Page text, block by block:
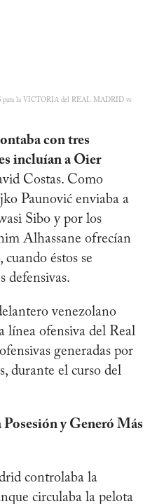
la VICTORIA del REAL MADRID vs
con tres
incluían a Oier
Costas. Como
Paunović enviaba a
Sibo y por los
Alhassane ofrecían
éstos se
defensivas.
venezolano
línea ofensiva del Real
generadas por
durante el curso del
y Generó Más
controlaba la
circulaba la pelota